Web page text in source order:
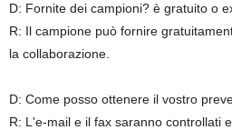
D: Fornite dei campioni? è gratuito o
R: Il campione può fornire
la collaborazione.
D: Come posso ottenere il vostro
R: L'e-mail e il fax saranno controllati